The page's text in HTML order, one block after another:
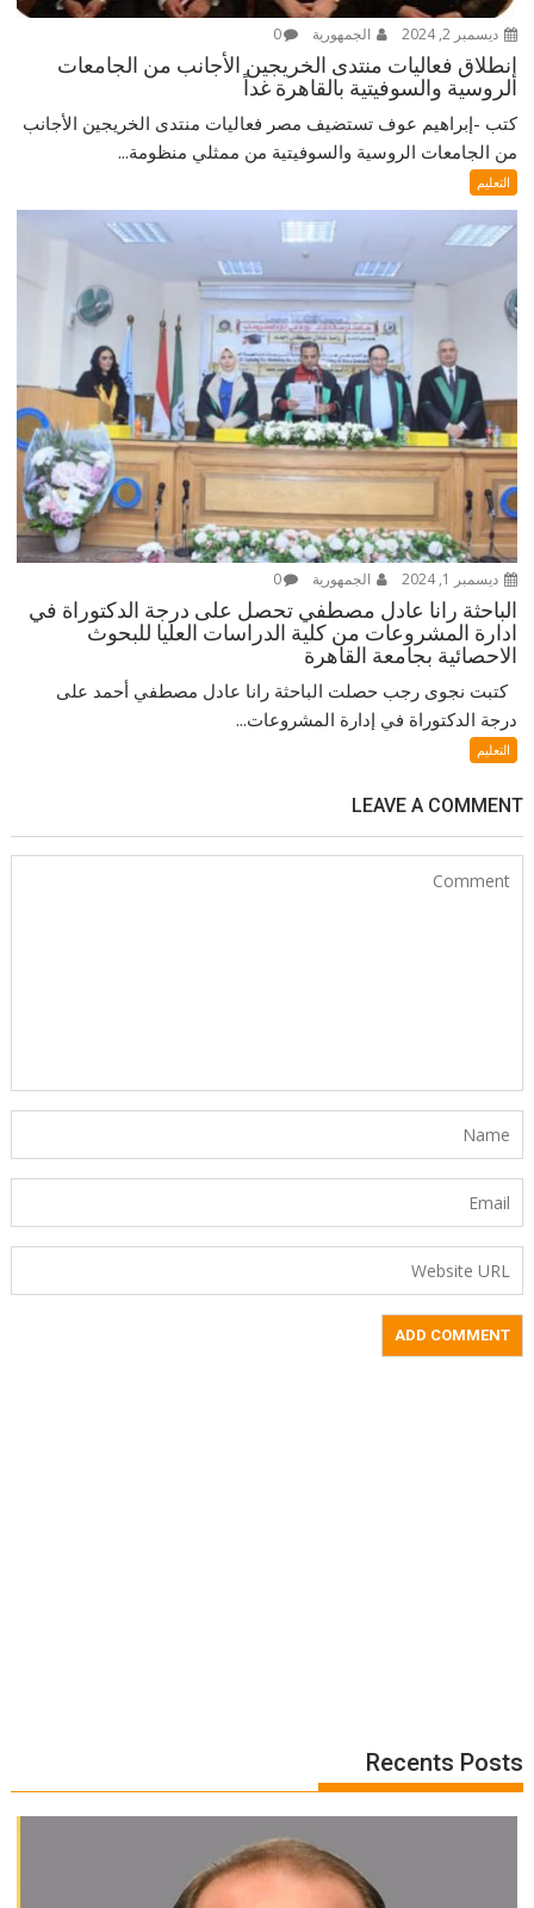
ديسمبر 2, 2024 الجمهورية 0
إنطلاق فعاليات منتدى الخريجين الأجانب من الجامعات
الروسية والسوفيتية بالقاهرة غداً
كتب -إبراهيم عوف تستضيف مصر فعاليات منتدى الخريجين الأجانب
من الجامعات الروسية والسوفيتية من ممثلي منظومة...
التعليم
ديسمبر 1, 2024 الجمهورية 0
الباحثة رانا عادل مصطفي تحصل على درجة الدكتوراة في
ادارة المشروعات من كلية الدراسات العليا للبحوث
الاحصائية بجامعة القاهرة
كتبت نجوى رجب حصلت الباحثة رانا عادل مصطفي أحمد على
درجة الدكتوراة في إدارة المشروعات...
التعليم
LEAVE A COMMENT
Recents Posts